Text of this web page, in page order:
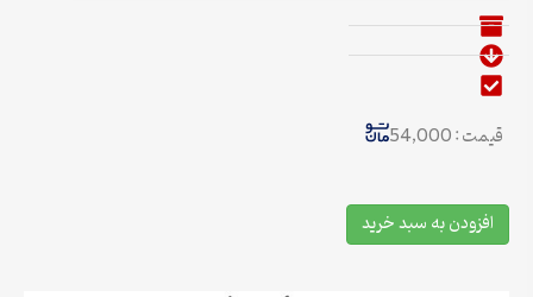
قیمت : 54,000
افزودن به سبد خرید